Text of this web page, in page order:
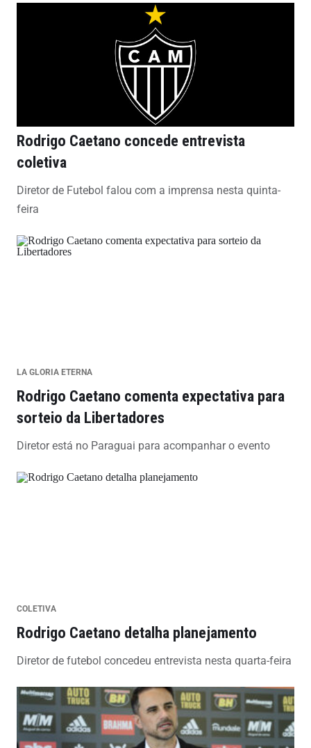
Rodrigo Caetano concede entrevista
coletiva
Diretor de Futebol falou com a imprensa nesta quinta-
feira
LA GLORIA ETERNA
Rodrigo Caetano comenta expectativa para
sorteio da Libertadores
Diretor está no Paraguai para acompanhar o evento
COLETIVA
Rodrigo Caetano detalha planejamento
Diretor de futebol concedeu entrevista nesta quarta-feira